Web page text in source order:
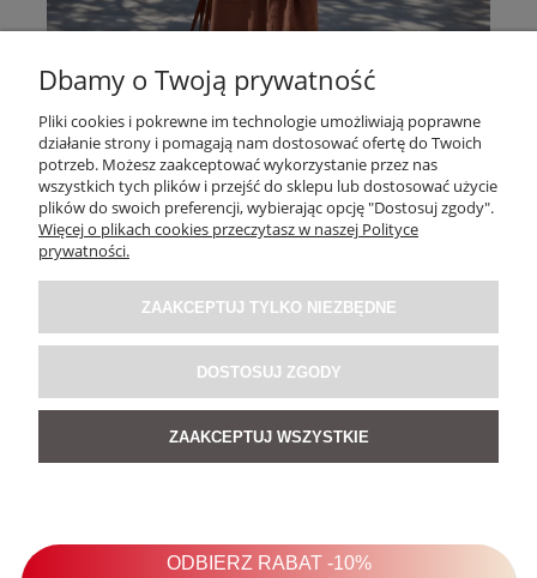
Spódnica Lniana Bloss Brązowa
5.0
209,00 zł
DO KOSZYKA
Dbamy o Twoją prywatność
Pliki cookies i pokrewne im technologie umożliwiają poprawne
działanie strony i pomagają nam dostosować ofertę do Twoich
potrzeb. Możesz zaakceptować wykorzystanie przez nas
wszystkich tych plików i przejść do sklepu lub dostosować użycie
plików do swoich preferencji, wybierając opcję "Dostosuj zgody".
Więcej o plikach cookies przeczytasz w naszej Polityce
prywatności.
ZAAKCEPTUJ TYLKO NIEZBĘDNE
DOSTOSUJ ZGODY
ZAAKCEPTUJ WSZYSTKIE